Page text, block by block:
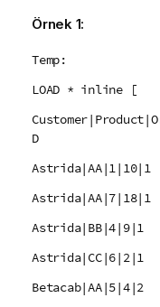
Örnek 1:
Temp:
LOAD * inline [
D
Astrida|AA|1|10|1
Astrida|AA|7|18|1
Astrida|BB|4|9|1
Astrida|CC|6|2|1
Betacab|AA|5|4|2